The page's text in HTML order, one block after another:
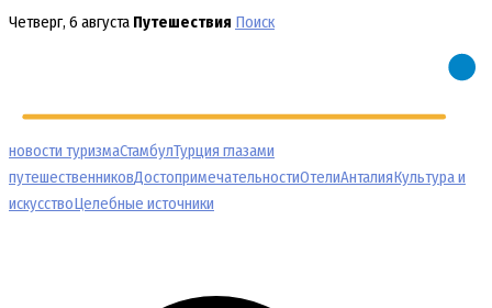
Перейти
Четверг, 6 августа Путешествия Поиск
новости туризмаСтамбулТурция глазами
путешественниковДостопримечательностиОтелиАнталияКультура и
искусствоЦелебные источники